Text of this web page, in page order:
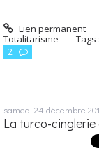
Lien permanent
Totalitarisme
Tags :
2
samedi 24 décembre
La turco-